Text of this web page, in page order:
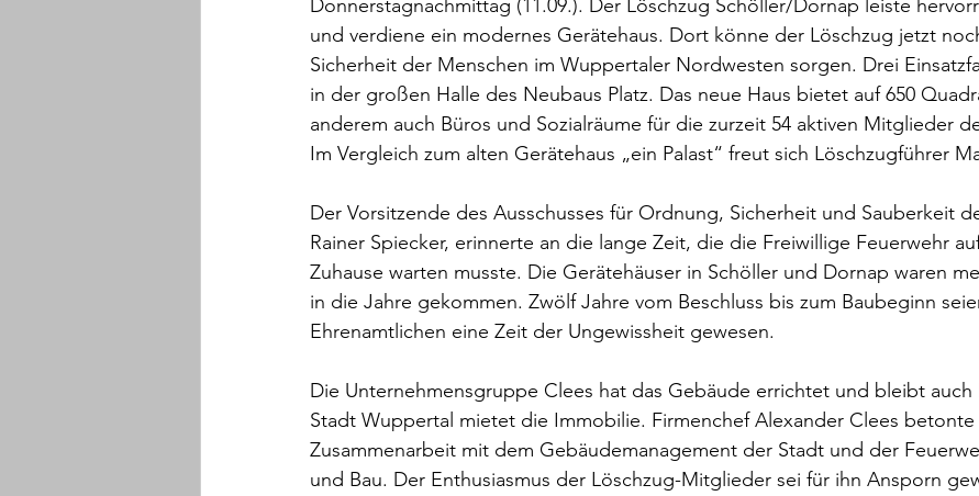
Donnerstagnachmittag (11.09.). Der Löschzug Schöller/Dornap leiste
und verdiene ein modernes Gerätehaus. Dort könne der Löschzug jetzt
Sicherheit der Menschen im Wuppertaler Nordwesten sorgen. Drei
in der großen Halle des Neubaus Platz. Das neue Haus bietet auf 650
anderem auch Büros und Sozialräume für die zurzeit 54 aktiven Mitglieder
Im Vergleich zum alten Gerätehaus „ein Palast“ freut sich Löschzugführer
Der Vorsitzende des Ausschusses für Ordnung, Sicherheit und Sauberkeit
Rainer Spiecker, erinnerte an die lange Zeit, die die Freiwillige Feuerwehr
Zuhause warten musste. Die Gerätehäuser in Schöller und Dornap waren
in die Jahre gekommen. Zwölf Jahre vom Beschluss bis zum Baubeginn
Ehrenamtlichen eine Zeit der Ungewissheit gewesen.
Die Unternehmensgruppe Clees hat das Gebäude errichtet und bleibt auch
Stadt Wuppertal mietet die Immobilie. Firmenchef Alexander Clees
Zusammenarbeit mit dem Gebäudemanagement der Stadt und der
und Bau. Der Enthusiasmus der Löschzug-Mitglieder sei für ihn Ansporn